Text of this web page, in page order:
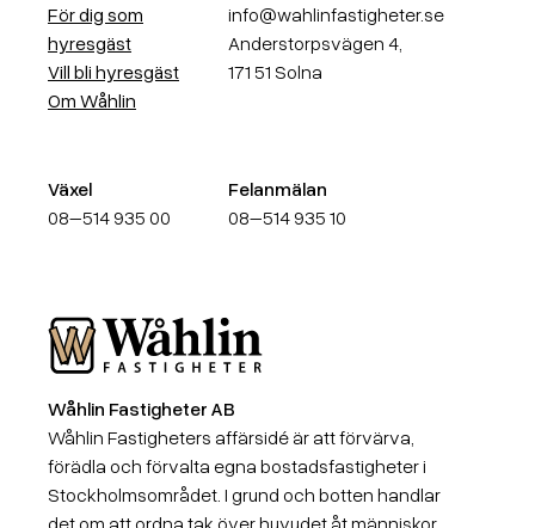
För dig som
hyresgäst
Vill bli hyresgäst
Om Wåhlin
info@wahlinfastigheter.se
Anderstorpsvägen 4,
171 51 Solna
Växel
08–514 935 00
Felanmälan
08–514 935 10
Wåhlin Fastigheter AB
Wåhlin Fastigheter AB
Wåhlin Fastigheters affärsidé är att förvärva,
förädla och förvalta egna bostadsfastigheter i
Stockholmsområdet. I grund och botten handlar
det om att ordna tak över huvudet åt människor,